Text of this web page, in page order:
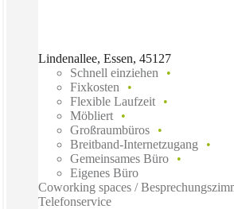
Lindenallee, Essen, 45127
Schnell einziehen
Fixkosten
Flexible Laufzeit
Möbliert
Großraumbüros
Breitband-Internetzugang
Gemeinsames Büro
Eigenes Büro
Coworking spaces /
Telefonservice